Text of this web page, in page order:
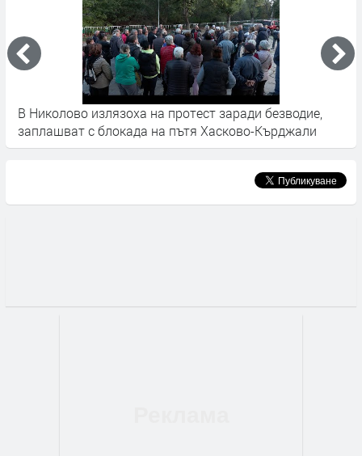
В Николово излязоха на протест заради безводие,
заплашват с блокада на пътя Хасково-Кърджали